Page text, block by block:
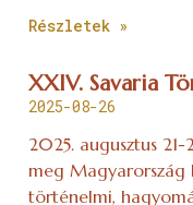
Részletek »
XXIV. Savaria
2025-08-26
2025. augusztus
meg Magyarország
történelmi,